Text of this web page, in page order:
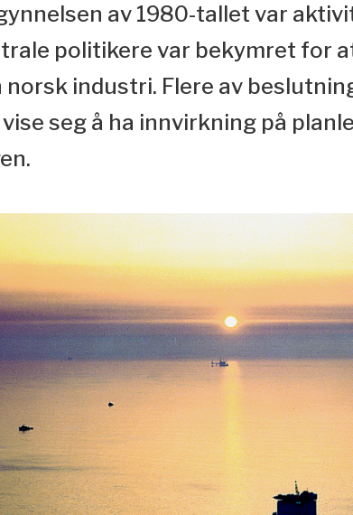
av 1980-tallet var
politikere var bekymret for
norsk industri. Flere av
seg å ha innvirkning på